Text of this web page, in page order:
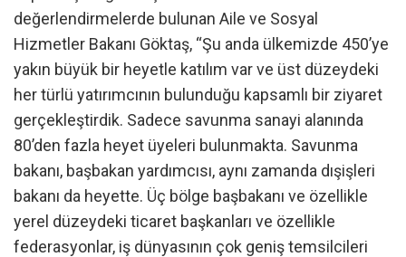
değerlendirmelerde bulunan Aile ve Sosyal
Hizmetler Bakanı Göktaş, “Şu anda ülkemizde 450’ye
yakın büyük bir heyetle katılım var ve üst düzeydeki
her türlü yatırımcının bulunduğu kapsamlı bir ziyaret
gerçekleştirdik. Sadece savunma sanayi alanında
80’den fazla heyet üyeleri bulunmakta. Savunma
bakanı, başbakan yardımcısı, aynı zamanda dışişleri
bakanı da heyette. Üç bölge başbakanı ve özellikle
yerel düzeydeki ticaret başkanları ve özellikle
federasyonlar, iş dünyasının çok geniş temsilcileri